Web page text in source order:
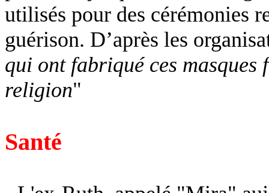
utilisés pour des cérémonies
guérison. D’après les
qui ont fabriqué ces
religion"
Santé